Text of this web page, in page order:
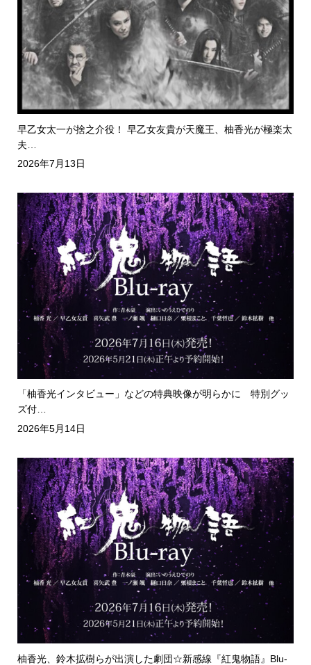
早乙女太一が捨之介役！ 早乙女友貴が天魔王、柚香光が極楽太
夫…
2026年7月13日
「柚香光インタビュー」などの特典映像が明らかに 特別グッ
ズ付…
2026年5月14日
柚香光、鈴木拡樹らが出演した劇団☆新感線『紅鬼物語』Blu-